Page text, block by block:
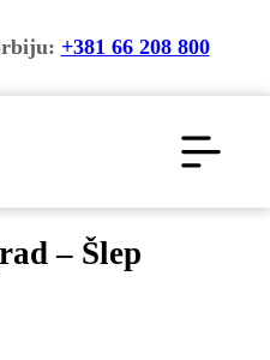
+381 66 208 800
– Šlep